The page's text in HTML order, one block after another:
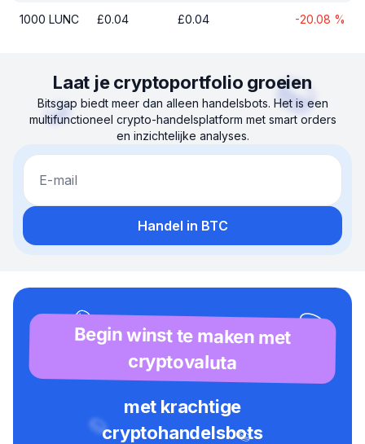
1000 LUNC £0.04 £0.04 -20.08 %
Laat je cryptoportfolio groeien
Bitsgap biedt meer dan alleen handelsbots. Het is een
multifunctioneel crypto-handelsplatform met smart orders
en inzichtelijke analyses.
E-mail
Handel in BTC
Begin winst te maken met
cryptovaluta
met krachtige
cryptohandelsbots